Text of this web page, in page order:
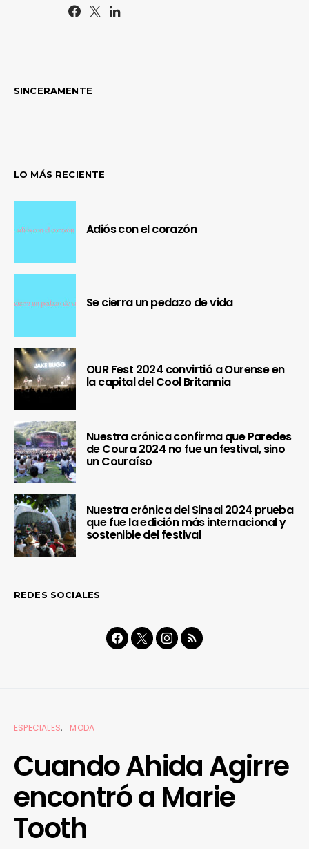
SINCERAMENTE
LO MÁS RECIENTE
Adiós con el corazón
Se cierra un pedazo de vida
OUR Fest 2024 convirtió a Ourense en
la capital del Cool Britannia
Nuestra crónica confirma que Paredes
de Coura 2024 no fue un festival, sino
un Couraíso
Nuestra crónica del Sinsal 2024 prueba
que fue la edición más internacional y
sostenible del festival
REDES SOCIALES
ESPECIALES MODA
Cuando Ahida Agirre
encontró a Marie
Tooth